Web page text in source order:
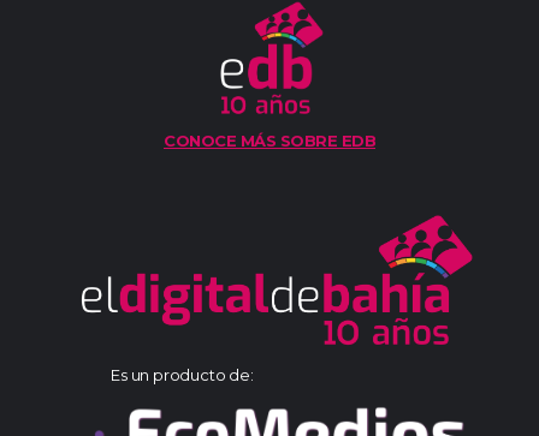
CONOCE MÁS SOBRE EDB
Es un producto de: